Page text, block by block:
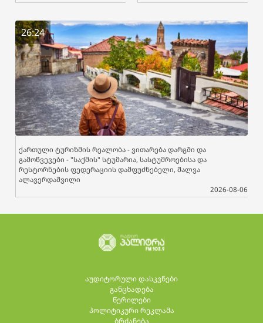
26:24
ქართული ტურიზმის რეალობა - ვითარება დარგში და
გამოწვევები - "საქმის" სტუმარია, სასტუმროებისა და
რესტორნების ფედერაციის დამფუძნებელი, შალვა
ალავერდაშვილი
2026-08-06
აუდიტორული დასკვნები
განცხადება
წერილები
პოლიტიკური რეკლამა
ბრძანება